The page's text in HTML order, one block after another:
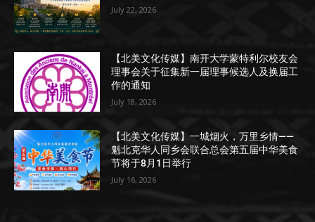
July 22, 2026
【北美文化传媒】南开大学蒙特利尔校友会
理事会关于征集新一届理事候选人及换届工
作的通知
July 18, 2026
【北美文化传媒】一城烟火，万里乡情——
魁北克华人同乡会联合总会第五届中华美食
节将于8月1日举行
July 16, 2026